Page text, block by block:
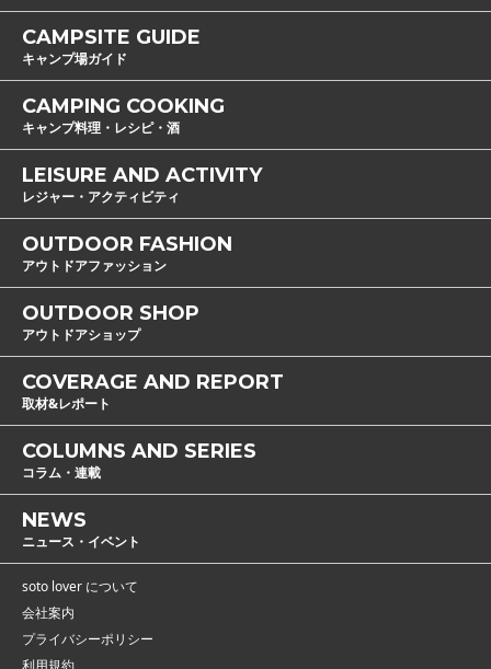
CAMPSITE GUIDE
キャンプ場ガイド
CAMPING COOKING
キャンプ料理・レシピ・酒
LEISURE AND ACTIVITY
レジャー・アクティビティ
OUTDOOR FASHION
アウトドアファッション
OUTDOOR SHOP
アウトドアショップ
COVERAGE AND REPORT
取材&レポート
COLUMNS AND SERIES
コラム・連載
NEWS
ニュース・イベント
soto lover について
会社案内
プライバシーポリシー
利用規約